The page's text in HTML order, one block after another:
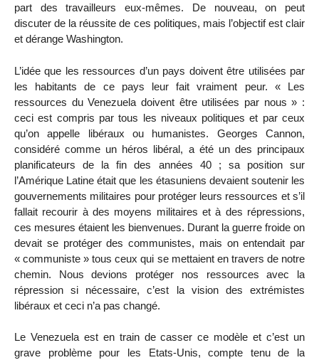
part des travailleurs eux-mêmes. De nouveau, on peut
discuter de la réussite de ces politiques, mais l’objectif est clair
et dérange Washington.
L’idée que les ressources d’un pays doivent être utilisées par
les habitants de ce pays leur fait vraiment peur. « Les
ressources du Venezuela doivent être utilisées par nous » :
ceci est compris par tous les niveaux politiques et par ceux
qu’on appelle libéraux ou humanistes. Georges Cannon,
considéré comme un héros libéral, a été un des principaux
planificateurs de la fin des années 40 ; sa position sur
l’Amérique Latine était que les étasuniens devaient soutenir les
gouvernements militaires pour protéger leurs ressources et s’il
fallait recourir à des moyens militaires et à des répressions,
ces mesures étaient les bienvenues. Durant la guerre froide on
devait se protéger des communistes, mais on entendait par
« communiste » tous ceux qui se mettaient en travers de notre
chemin. Nous devions protéger nos ressources avec la
répression si nécessaire, c’est la vision des extrémistes
libéraux et ceci n’a pas changé.
Le Venezuela est en train de casser ce modèle et c’est un
grave problème pour les Etats-Unis, compte tenu de la